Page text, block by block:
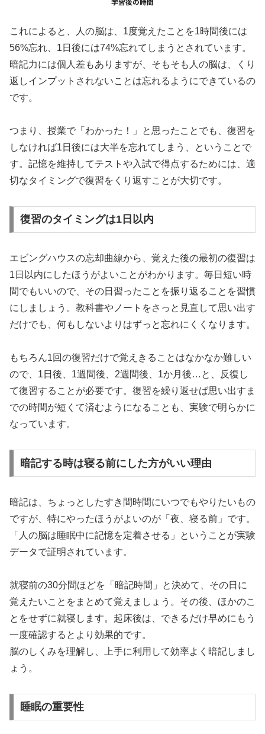
これによると、人の脳は、1度覚えたことを1時間後には
56%忘れ、1日後には74%忘れてしまうとされています。
暗記力には個人差もありますが、そもそも人の脳は、くり
返しインプットされないことは忘れるようにできているの
です。
つまり、授業で「わかった！」と思ったことでも、復習を
しなければ1日後には大半を忘れてしまう、ということで
す。記憶を維持してテストや入試で得点するためには、適
切なタイミングで復習をくり返すことが大切です。
復習のタイミングは1日以内
エビングハウスの忘却曲線から、覚えた後の最初の復習は
1日以内にしたほうがよいことがわかります。毎日短い時
間でもいいので、その日習ったことを振り返ることを習慣
にしましょう。教科書やノートをさっと見直して思い出す
だけでも、何もしないよりはずっと忘れにくくなります。
もちろん1回の復習だけで覚えきることはなかなか難しい
ので、1日後、1週間後、2週間後、1か月後…と、反復し
て復習することが必要です。復習を繰り返せば思い出すま
での時間が短くて済むようになることも、実験で明らかに
なっています。
暗記する時は寝る前にした方がいい理由
暗記は、ちょっとしたすき間時間にいつでもやりたいもの
ですが、特にやったほうがよいのが「夜、寝る前」です。
「人の脳は睡眠中に記憶を定着させる」ということが実験
データで証明されています。
就寝前の30分間ほどを「暗記時間」と決めて、その日に
覚えたいことをまとめて覚えましょう。その後、ほかのこ
とをせずに就寝します。起床後は、できるだけ早めにもう
一度確認するとより効果的です。
脳のしくみを理解し、上手に利用して効率よく暗記しまし
ょう。
睡眠の重要性